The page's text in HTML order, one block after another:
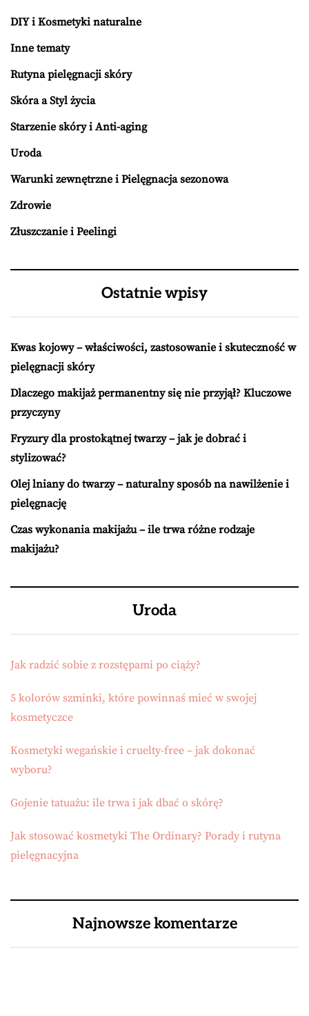
DIY i Kosmetyki naturalne
Inne tematy
Rutyna pielęgnacji skóry
Skóra a Styl życia
Starzenie skóry i Anti-aging
Uroda
Warunki zewnętrzne i Pielęgnacja sezonowa
Zdrowie
Złuszczanie i Peelingi
Ostatnie wpisy
Kwas kojowy – właściwości, zastosowanie i skuteczność w
pielęgnacji skóry
Dlaczego makijaż permanentny się nie przyjął? Kluczowe
przyczyny
Fryzury dla prostokątnej twarzy – jak je dobrać i
stylizować?
Olej lniany do twarzy – naturalny sposób na nawilżenie i
pielęgnację
Czas wykonania makijażu – ile trwa różne rodzaje
makijażu?
Uroda
Jak radzić sobie z rozstępami po ciąży?
5 kolorów szminki, które powinnaś mieć w swojej
kosmetyczce
Kosmetyki wegańskie i cruelty-free – jak dokonać
wyboru?
Gojenie tatuażu: ile trwa i jak dbać o skórę?
Jak stosować kosmetyki The Ordinary? Porady i rutyna
pielęgnacyjna
Najnowsze komentarze